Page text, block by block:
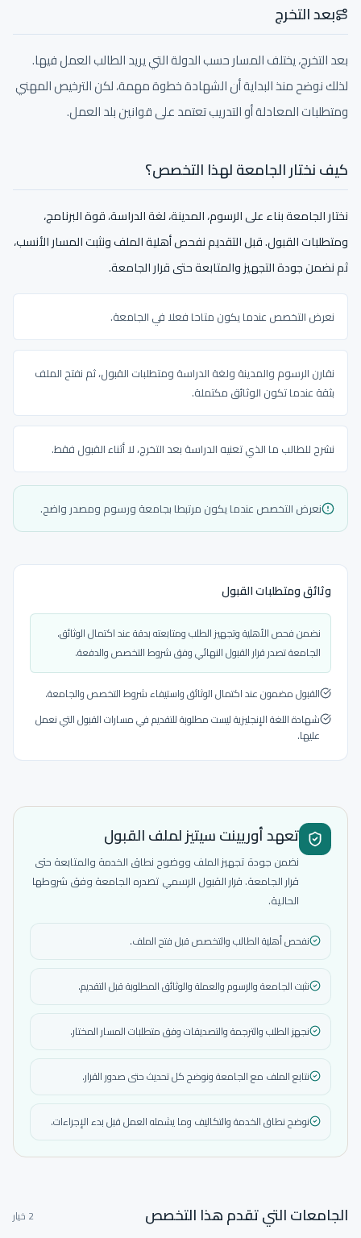
بعد التخرج
بعد التخرج، يختلف المسار حسب الدولة التي يريد الطالب العمل فيها.
لذلك نوضح منذ البداية أن الشهادة خطوة مهمة، لكن الترخيص المهني
ومتطلبات المعادلة أو التدريب تعتمد على قوانين بلد العمل.
كيف نختار الجامعة لهذا التخصص؟
نختار الجامعة بناء على الرسوم، المدينة، لغة الدراسة، قوة البرنامج،
ومتطلبات القبول. قبل التقديم نفحص أهلية الملف ونثبت المسار الأنسب،
ثم نضمن جودة التجهيز والمتابعة حتى قرار الجامعة.
نعرض التخصص عندما يكون متاحا فعلا في الجامعة.
نقارن الرسوم والمدينة ولغة الدراسة ومتطلبات القبول، ثم نفتح الملف
بثقة عندما تكون الوثائق مكتملة.
نشرح للطالب ما الذي تعنيه الدراسة بعد التخرج، لا أثناء القبول فقط.
نعرض التخصص عندما يكون مرتبطا بجامعة ورسوم ومصدر واضح.
وثائق ومتطلبات القبول
نضمن فحص الأهلية وتجهيز الطلب ومتابعته بدقة عند اكتمال الوثائق.
الجامعة تصدر قرار القبول النهائي وفق شروط التخصص والدفعة.
القبول مضمون عند اكتمال الوثائق واستيفاء شروط التخصص والجامعة.
شهادة اللغة الإنجليزية ليست مطلوبة للتقديم في مسارات القبول التي نعمل
عليها.
تعهد أوريينت سيتيز لملف القبول
نضمن جودة تجهيز الملف ووضوح نطاق الخدمة والمتابعة حتى
قرار الجامعة. قرار القبول الرسمي تصدره الجامعة وفق شروطها
الحالية.
نفحص أهلية الطالب والتخصص قبل فتح الملف.
نثبت الجامعة والرسوم والعملة والوثائق المطلوبة قبل التقديم.
نجهز الطلب والترجمة والتصديقات وفق متطلبات المسار المختار.
نتابع الملف مع الجامعة ونوضح كل تحديث حتى صدور القرار.
نوضح نطاق الخدمة والتكاليف وما يشمله العمل قبل بدء الإجراءات.
الجامعات التي تقدم هذا التخصص 2 خيار